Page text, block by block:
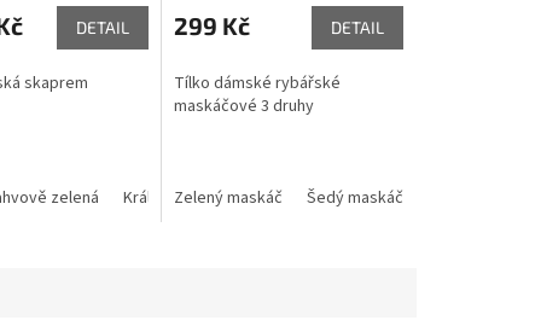
Azurově modrá Růžová Šedý melír
DETAIL
skaprem
zelená Královská modrá Červená
299 Kč DETAIL
Tílko dámské rybářské
maskáčové 3 druhy
Zelený maskáč Šedý maskáč